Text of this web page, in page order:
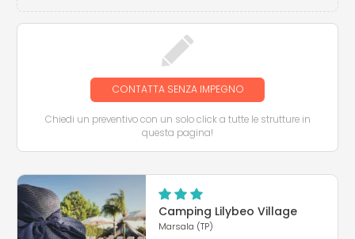
CONTATTA SENZA IMPEGNO
Chiedi un preventivo con un solo click a tutte le strutture in
questa pagina!
Camping Lilybeo Village
Marsala (TP)